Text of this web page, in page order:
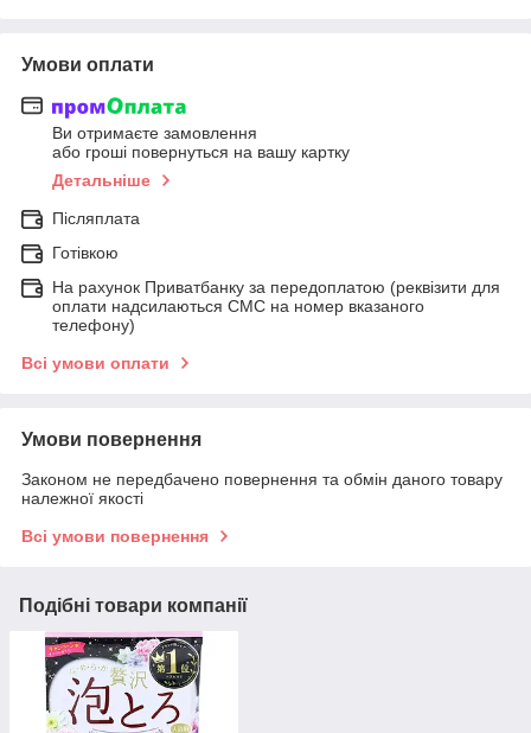
Умови оплати
Ви отримаєте замовлення
або гроші повернуться на вашу картку
Детальніше
Післяплата
Готівкою
На рахунок Приватбанку за передоплатою (реквізити для
оплати надсилаються СМС на номер вказаного
телефону)
Всі умови оплати
Умови повернення
Законом не передбачено повернення та обмін даного товару
належної якості
Всі умови повернення
Подібні товари компанії